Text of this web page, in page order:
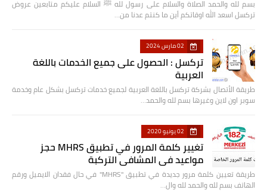
بسم لله والحمد الصلاة والسلام على رسول لله ﷺ السلام عليكم متابعين عروض
تركسل اسعد الله اوقاتكم أين ما كنتم عدنا من…
02 مارس 2024
تركسل : الحصول على جميع الخدمات باللغة
العربية
طريقة الأتصال بشركة تركسل باللغة العربية لجميع خدمات تركسل بشكل عام وخدمة
سوبر اون لاين وغيرها بسم لله والحمد…
02 يونيو 2020
تغيير كلمة المرور في تطبيق MHRS حجز
مواعيد في المشافي التركبة
طريقة تعيين كلمة مرور جديدة في تطبيق "MHRS" في حال فقدان الايميل ورقم
الهاتف بسم لله والحمد لله وال…